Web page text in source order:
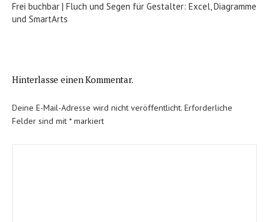
Frei buchbar | Fluch und Segen für Gestalter: Excel, Diagramme
und SmartArts
Hinterlasse einen Kommentar.
Deine E-Mail-Adresse wird nicht veröffentlicht. Erforderliche
Felder sind mit *markiert